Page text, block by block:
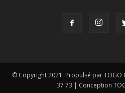
© Copyright 2021. Propulsé par TOGO
37 73 | Conception